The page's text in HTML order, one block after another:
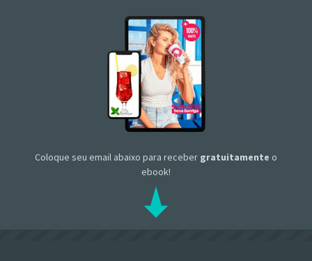
Coloque seu email abaixo para receber gratuitamente o
ebook!